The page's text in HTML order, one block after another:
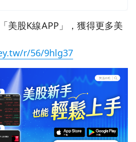
美股K線APP」，獲得更多美
r/56/9hlg37